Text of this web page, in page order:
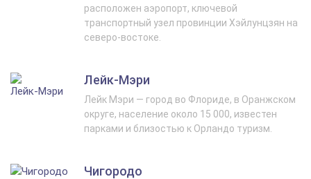
расположен аэропорт, ключевой
транспортный узел провинции Хэйлунцзян на
северо-востоке.
Лейк‑Мэри
Лейк Мэри — город во Флориде, в Оранжском
округе, население около 15 000, известен
парками и близостью к Орландо туризм.
Чигородо